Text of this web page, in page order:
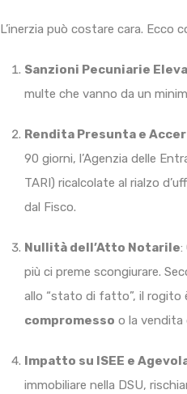
L’inerzia può costare cara. Ecco
Sanzioni Pecuniarie
multe che vanno da un
Rendita Presunta e
90 giorni, l’Agenzia delle
TARI) ricalcolate al rialzo
dal Fisco.
Nullità dell’Atto Notarile:
più ci preme scongiurare.
allo “stato di fatto”, il rogito
compromesso o la vendita
Impatto su ISEE e
immobiliare nella DSU,